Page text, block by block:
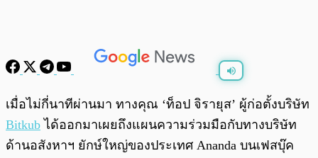
พร้อมเล่น 0:00 /0:00
เมื่อไม่กี่นาทีผ่านมา ทางคุณ ‘ท็อป จิรายุส’ ผู้ก่อตั้งบริษัท
Bitkub ได้ออกมาเผยถึงแผนความร่วมมือกับทางบริษัท
ด้านอสังหาฯ ยักษ์ใหญ่ของประเทศ Ananda บนเฟสบุ๊ค